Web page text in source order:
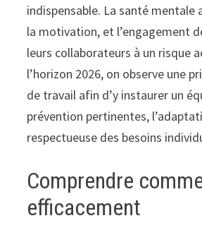
indispensable. La santé
la motivation, et l’engagement
leurs collaborateurs à un risque
l’horizon 2026, on observe une
de travail afin d’y instaurer un
prévention pertinentes,
respectueuse des besoins
Comprendre
efficacement